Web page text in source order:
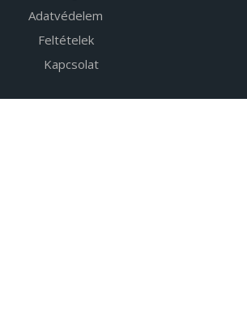
Adatvédelem
Feltételek
Kapcsolat